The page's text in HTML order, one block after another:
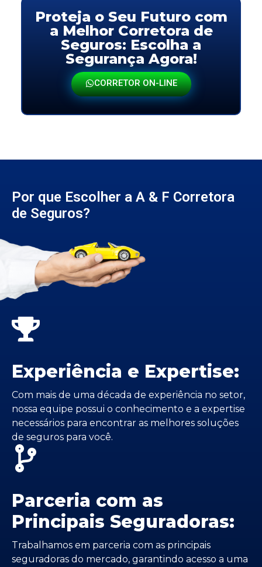
Proteja o Seu Futuro com
a Melhor Corretora de
Seguros: Escolha a
Segurança Agora!
CORRETOR ON-LINE
Por que Escolher a A & F Corretora
de Seguros?
Experiência e Expertise:
Com mais de uma década de experiência no setor,
nossa equipe possui o conhecimento e a expertise
necessários para encontrar as melhores soluções
de seguros para você.
Parceria com as
Principais Seguradoras:
Trabalhamos em parceria com as principais
seguradoras do mercado, garantindo acesso a uma